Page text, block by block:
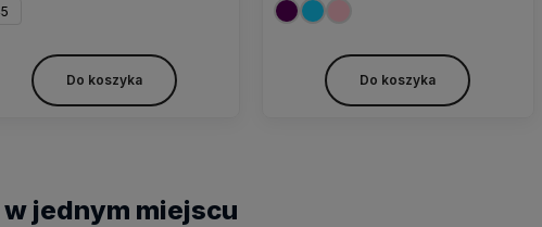
Do koszyka Do koszyka
jednym miejscu